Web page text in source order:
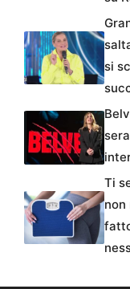
si
Ti
non